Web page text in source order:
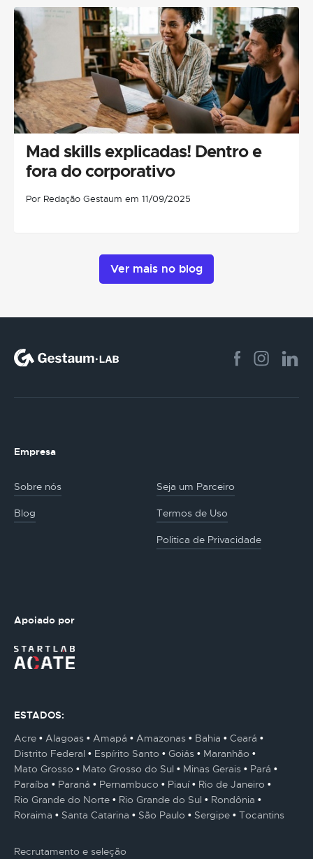
Mad skills explicadas! Dentro e
fora do corporativo
Por Redação Gestaum em 11/09/2025
Ver mais no blog
Empresa
Sobre nós Seja um Parceiro
Blog Termos de Uso
Politica de Privacidade
Apoiado por
ESTADOS:
Acre
Alagoas Amapá Amazonas Bahia
Ceará
Distrito Federal
Espírito Santo Goiás
Maranhão
Mato Grosso
Mato Grosso do Sul Minas Gerais
Pará
Paraíba
Paraná Pernambuco Piauí
Rio de Janeiro
Rio Grande do Norte
Rio Grande do Sul
Rondônia
Roraima
Santa Catarina São Paulo Sergipe Tocantins
Recrutamento e seleção